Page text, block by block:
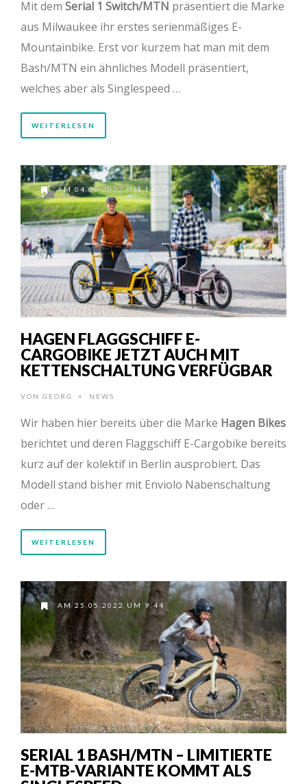
Mit dem Serial 1 Switch/MTN präsentiert die Marke
aus Milwaukee ihr erstes serienmäßiges E-
Mountainbike. Erst vor kurzem hat man mit dem
Bash/MTN ein ähnliches Modell präsentiert,
welches aber als Singlespeed …
WEITERLESEN
AM 04.06.2022 UM 11:34
HAGEN FLAGGSCHIFF E-
CARGOBIKE JETZT AUCH MIT
KETTENSCHALTUNG VERFÜGBAR
VON GEORG • NEWS
Wir haben hier bereits über die Marke Hagen Bikes
berichtet und deren Flaggschiff E-Cargobike bereits
kurz auf der kolektif in Berlin ausprobiert. Das
Modell stand bisher mit Enviolo Nabenschaltung
oder …
WEITERLESEN
AM 25.05.2022 UM 9:44
SERIAL 1 BASH/MTN – LIMITIERTE
E-MTB-VARIANTE KOMMT ALS